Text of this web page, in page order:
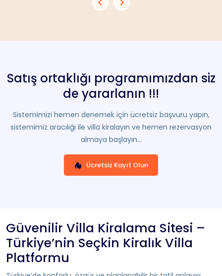
Satış ortaklığı programımızdan siz
de yararlanın !!!
Sistemimizi hemen denemek için ücretsiz başvuru yapın,
sistemimiz aracılığı ile villa kiralayın ve hemen rezervasyon
almaya başlayın...
Ücretsiz Kayıt Olun
Güvenilir Villa Kiralama Sitesi –
Türkiye’nin Seçkin Kiralık Villa
Platformu